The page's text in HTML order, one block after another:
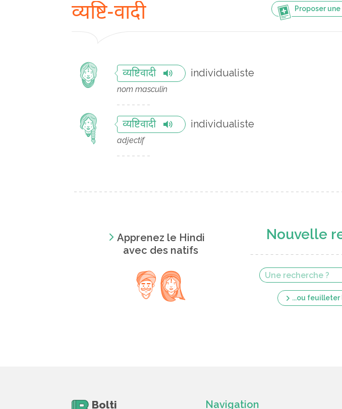
Proposer
व्यष्टि-वादी
व्यष्टिवादी individualiste
nom masculin
व्यष्टिवादी individualiste
adjectif
Apprenez le Hindi
avec des natifs
Nouvelle
...ou
Bolti Navigation